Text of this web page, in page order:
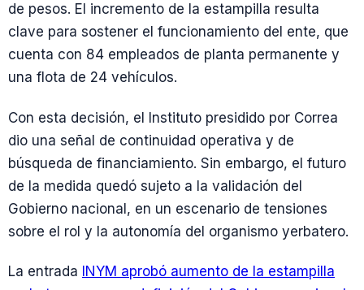
de pesos. El incremento de la estampilla resulta
clave para sostener el funcionamiento del ente, que
cuenta con 84 empleados de planta permanente y
una flota de 24 vehículos.
Con esta decisión, el Instituto presidido por Correa
dio una señal de continuidad operativa y de
búsqueda de financiamiento. Sin embargo, el futuro
de la medida quedó sujeto a la validación del
Gobierno nacional, en un escenario de tensiones
sobre el rol y la autonomía del organismo yerbatero.
La entrada INYM aprobó aumento de la estampilla